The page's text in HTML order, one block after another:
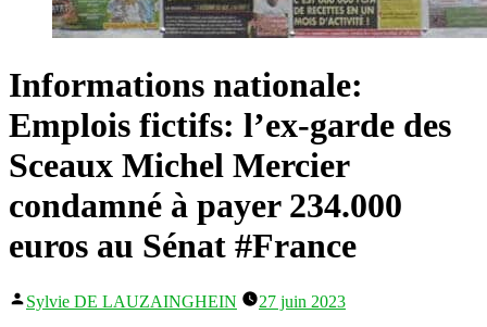
Informations nationale:
Emplois fictifs: l’ex-garde des
Sceaux Michel Mercier
condamné à payer 234.000
euros au Sénat #France
Publié
Sylvie DE LAUZAINGHEIN
27 juin 2023